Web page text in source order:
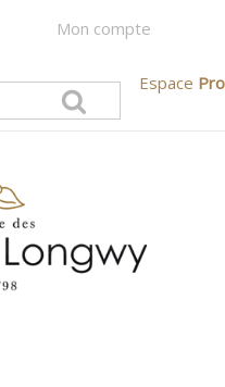
Mon compte
Espace Pro